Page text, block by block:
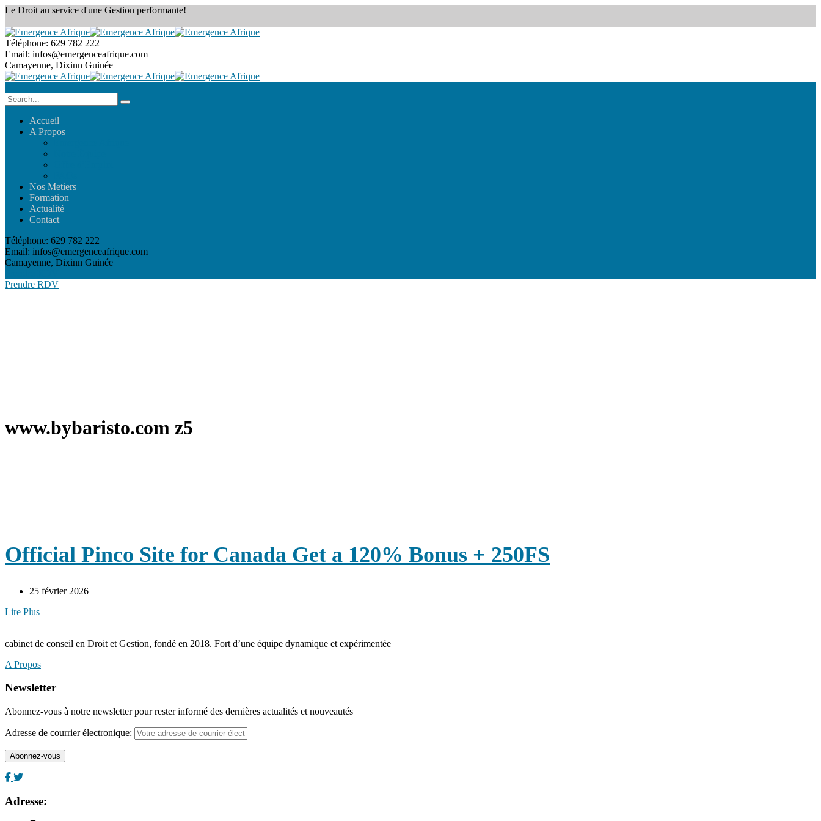
Le Droit au service d'une Gestion performante!
Téléphone: 629 782 222
Email: infos@emergenceafrique.com
Camayenne, Dixinn Guinée
Accueil
A Propos
Nos Metiers
Formation
Actualité
Contact
Téléphone: 629 782 222
Email: infos@emergenceafrique.com
Camayenne, Dixinn Guinée
Prendre RDV
www.bybaristo.com z5
Official Pinco Site for Canada Get a 120% Bonus + 250FS
25 février 2026
Lire Plus
cabinet de conseil en Droit et Gestion, fondé en 2018. Fort d’une équipe dynamique et expérimentée
A Propos
Newsletter
Abonnez-vous à notre newsletter pour rester informé des dernières actualités et nouveautés
Adresse de courrier électronique:
Adresse: